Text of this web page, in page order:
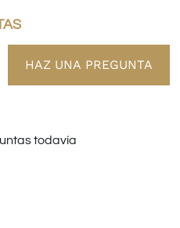
HAZ UNA PREGUNTA
todavía